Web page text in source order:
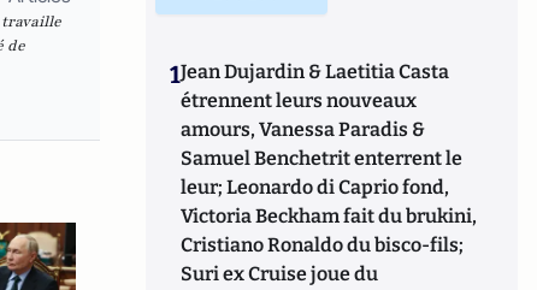
travaille
de
1Jean Dujardin & Laetitia Casta
étrennent leurs nouveaux
amours, Vanessa Paradis &
Samuel Benchetrit enterrent le
leur; Leonardo di Caprio fond,
Victoria Beckham fait du brukini,
Cristiano Ronaldo du bisco-fils;
Suri ex Cruise joue du